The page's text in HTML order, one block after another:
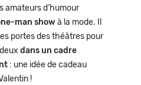
amateurs d’humour
man show à la mode. Il
portes des théâtres pour
dans un cadre
: une idée de cadeau
!